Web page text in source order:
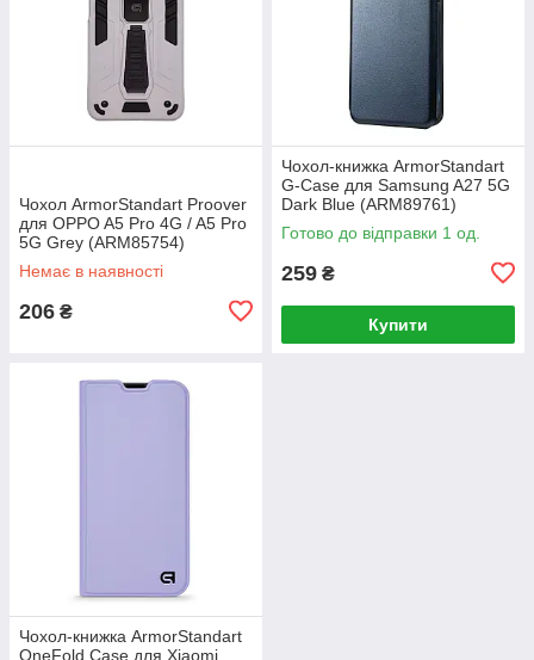
Чохол ArmorStandart Proover
для OPPO A5 Pro 4G / A5 Pro
5G Grey (ARM85754)
Немає в наявності
206 ₴
Чохол-книжка ArmorStandart
G-Case для Samsung A27 5G
Dark Blue (ARM89761)
Готово до відправки 1 од.
259 ₴
Купити
Чохол-книжка ArmorStandart
OneFold Case для Xiaomi